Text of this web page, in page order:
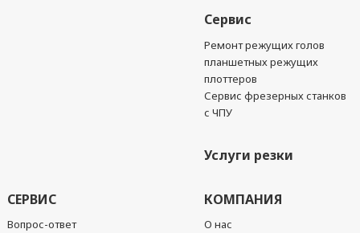
Сервис
Ремонт режущих голов
планшетных режущих
плоттеров
Сервис фрезерных станков
с ЧПУ
Услуги резки
СЕРВИС
Вопрос-ответ
КОМПАНИЯ
О нас